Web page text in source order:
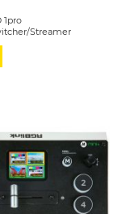
1pro
Streamer